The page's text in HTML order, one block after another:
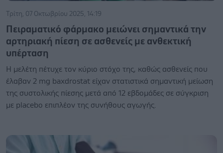
Τρίτη, 07 Οκτωβρίου 2025, 14:19
Πειραματικό φάρμακο μειώνει σημαντικά την
αρτηριακή πίεση σε ασθενείς με ανθεκτική
υπέρταση
Η μελέτη πέτυχε τον κύριο στόχο της, καθώς ασθενείς που
έλαβαν 2 mg baxdrostat είχαν στατιστικά σημαντική μείωση
της συστολικής πίεσης μετά από 12 εβδομάδες σε σύγκριση
με placebo επιπλέον της συνήθους αγωγής.